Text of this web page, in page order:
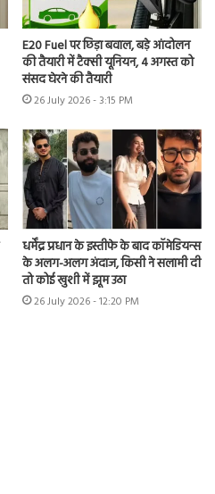
E20 Fuel पर छिड़ा बवाल, बड़े आंदोलन
की तैयारी में टैक्सी यूनियन, 4 अगस्त को
संसद घेरने की तैयारी
26 July 2026 - 3:15 PM
धर्मेंद्र प्रधान के इस्तीफे के बाद कॉमेडियन्स
के अलग-अलग अंदाज, किसी ने सलामी दी
तो कोई खुशी में झूम उठा
26 July 2026 - 12:20 PM